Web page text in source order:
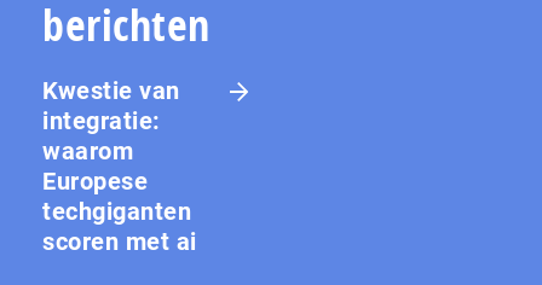
berichten
Kwestie van
integratie:
waarom
Europese
techgiganten
scoren met ai